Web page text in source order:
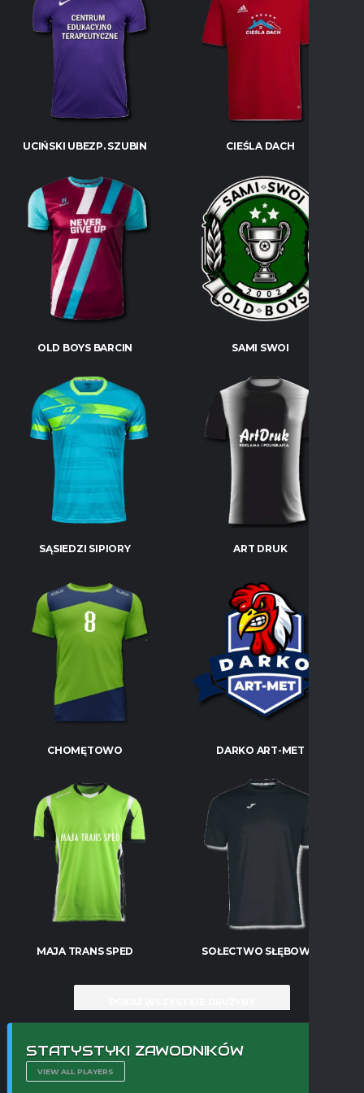
UCIŃSKI UBEZP. SZUBIN CIEŚLA DACH
OLD BOYS BARCIN SAMI SWOI
SĄSIEDZI SIPIORY ART DRUK
CHOMĘTOWO DARKO ART-MET
MAJA TRANS SPED SOŁECTWO SŁĘBOWO
STATYSTYKI ZAWODNIKÓW
VIEW ALL PLAYERS